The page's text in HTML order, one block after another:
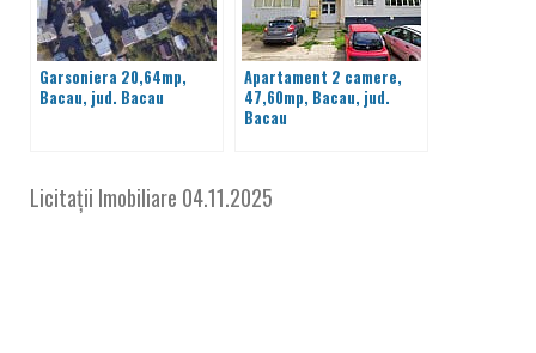
Garsoniera 20,64mp,
Bacau, jud. Bacau
Apartament 2 camere,
47,60mp, Bacau, jud.
Bacau
Licitații Imobiliare 04.11.2025